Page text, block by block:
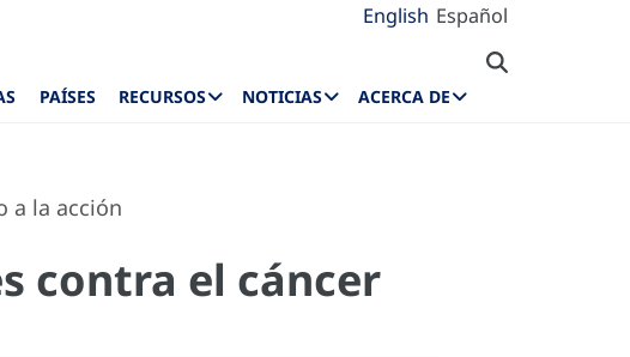
English Español
PAÍSES RECURSOS NOTICIAS ACERCA DE
a la acción
contra el cáncer